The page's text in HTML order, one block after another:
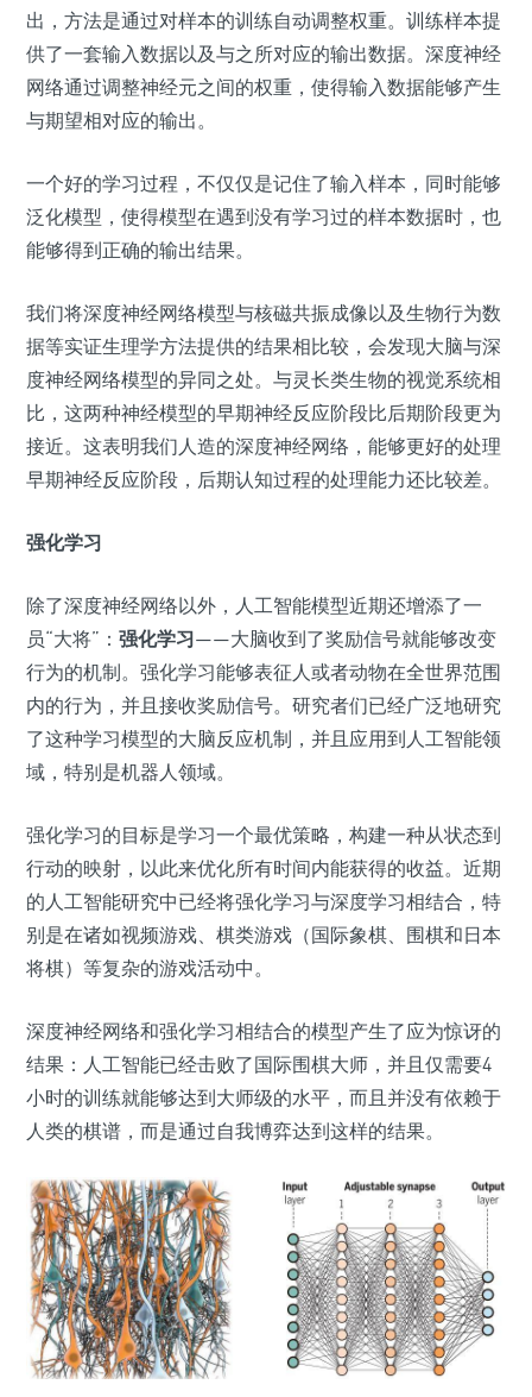
出，方法是通过对样本的训练自动调整权重。 训练样本提
供了一套输入数据以及与之所对应的输出数据。深度神经
网络通过调整神经元之间的权重，使得输入数据能够产生
与期望相对应的输出。
一个好的学习过程，不仅仅是记住了输入样本，同时能够
泛化模型，使得模型在遇到没有学习过的样本数据时，也
能够得到正确的输出结果。
我们将深度神经网络模型与核磁共振成像以及生物行为数
据等实证生理学方法提供的结果相比较，会发现大脑与深
度神经网络模型的异同之处。与灵长类生物的视觉系统相
比，这两种神经模型的早期神经反应阶段比后期阶段更为
接近。这表明我们人造的深度神经网络， 能够更好的处理
早期神经反应阶段，后期认知过程的处理能力还比较差。
强化学习
除了深度神经网络以外，人工智能模型近期还增添了一
员“大将”： 强化学习——大脑收到了奖励信号就能够改变
行为的机制。强化学习能够表征人或者动物在全世界范围
内的行为，并且接收奖励信号。研究者们已经广泛地研究
了这种学习模型的大脑反应机制，并且应用到人工智能领
域，特别是机器人领域。
强化学习的目标是学习一个最优策略，构建一种从状态到
行动的映射，以此来优化所有时间内能获得的收益。 近期
的人工智能研究中已经将强化学习与深度学习相结合，特
别是在诸如视频游戏、棋类游戏（国际象棋、围棋和日本
将棋）等复杂的游戏活动中。
深度神经网络和强化学习相结合的模型产生了应为惊讶的
结果：人工智能已经击败了国际围棋大师，并且仅需要4
小时的训练就能够达到大师级的水平，而且并没有依赖于
人类的棋谱，而是通过自我博弈达到这样的结果。